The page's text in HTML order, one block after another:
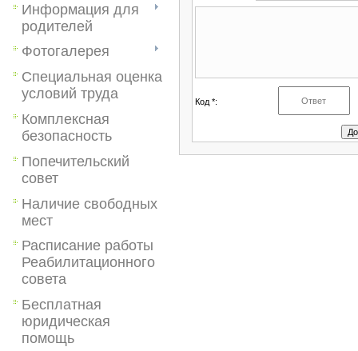
Информация для
родителей
Фотогалерея
Специальная оценка
условий труда
Комплексная
безопасность
Попечительский
совет
Наличие свободных
мест
Расписание работы
Реабилитационного
совета
Бесплатная
юридическая
помощь
Код *: